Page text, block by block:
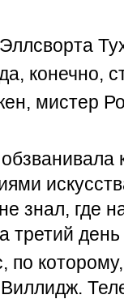
конечно,
мистер
знал, где
третий